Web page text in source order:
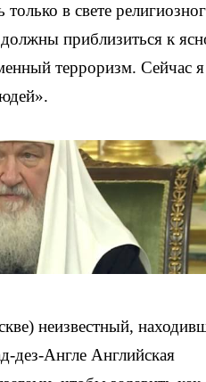
в свете
приблизиться к
терроризм. Сейчас я
неизвестный,
дез-Англе Английская